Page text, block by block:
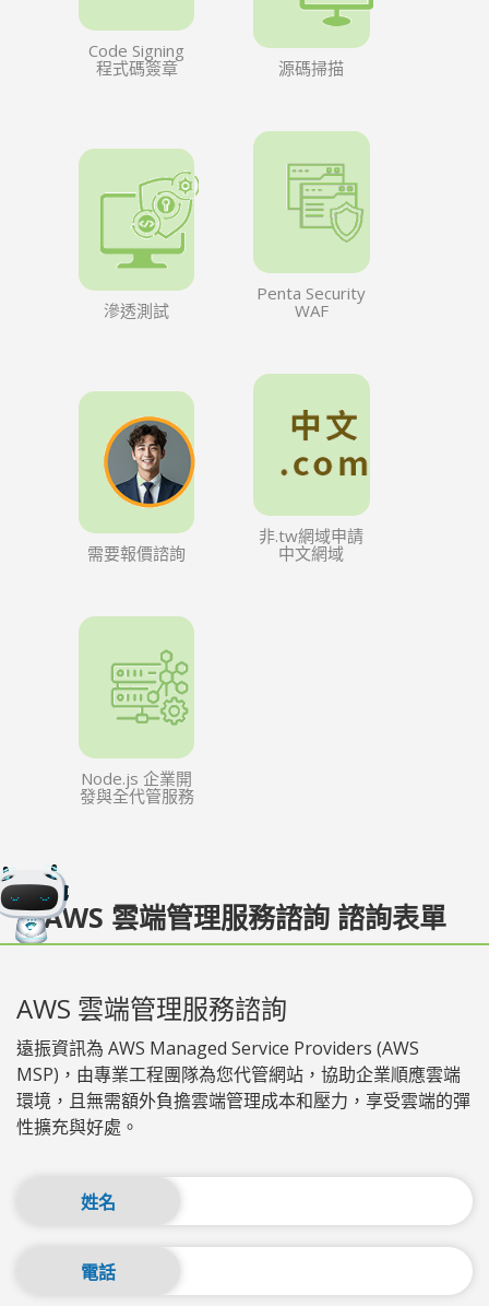
Code Signing
程式碼簽章
源碼掃描
滲透測試
Penta Security
WAF
需要報價諮詢
非.tw網域申請
中文網域
Node.js 企業開
發與全代管服務
AWS 雲端管理服務諮詢 諮詢表單
AWS 雲端管理服務諮詢
遠振資訊為 AWS Managed Service Providers (AWS
MSP)，由專業工程團隊為您代管網站，協助企業順應雲端
環境，且無需額外負擔雲端管理成本和壓力，享受雲端的彈
性擴充與好處。
姓名
電話